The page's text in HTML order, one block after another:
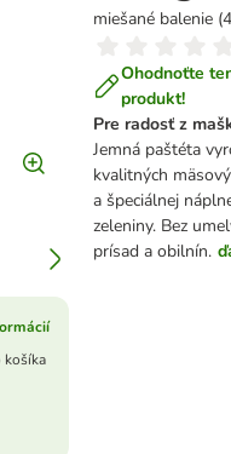
miešané balenie
Ohodnoťte
produkt!
Pre radosť z
Jemná paštéta
kvalitných
a špeciálnej
zeleniny. Bez
prísad a obilnín.
košíka